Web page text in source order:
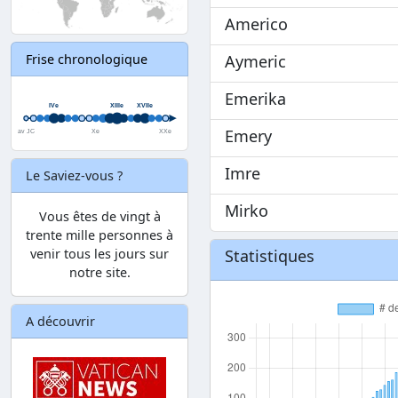
Frise chronologique
Le Saviez-vous ?
Vous êtes de vingt à
trente mille personnes à
venir tous les jours sur
notre site.
A découvrir
Americo
Aymeric
Emerika
Emery
Imre
Mirko
Statistiques